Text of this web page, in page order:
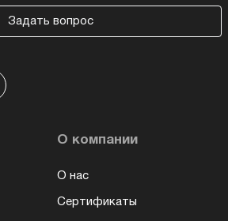
Задать вопрос
О компании
О нас
Сертификаты